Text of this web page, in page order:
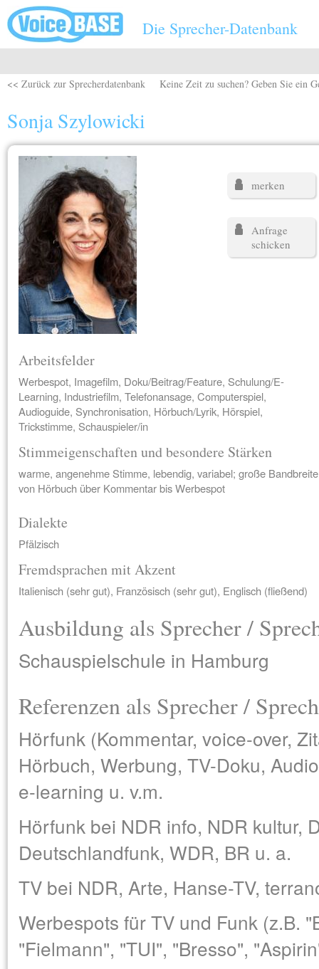
Direkt zum Inhalt
Die Sprecher-Datenbank
<< Zurück zur Sprecherdatenbank Keine Zeit zu suchen? Geben Sie ein
Sonja Szylowicki
merken
Anfrage
schicken
Arbeitsfelder
Werbespot, Imagefilm, Doku/Beitrag/Feature, Schulung/E-
Learning, Industriefilm, Telefonansage, Computerspiel,
Audioguide, Synchronisation, Hörbuch/Lyrik, Hörspiel,
Trickstimme, Schauspieler/in
Stimmeigenschaften und besondere Stärken
warme, angenehme Stimme, lebendig, variabel; große Bandbreite
von Hörbuch über Kommentar bis Werbespot
Dialekte
Pfälzisch
Fremdsprachen mit Akzent
Italienisch (sehr gut), Französisch (sehr gut), Englisch (fließend)
Ausbildung als Sprecher /
Schauspielschule in Hamburg
Referenzen als Sprecher /
Hörfunk (Kommentar, voice-over,
Hörbuch, Werbung, TV-Doku,
e-learning u. v.m.
Hörfunk bei NDR info, NDR kultur,
Deutschlandfunk, WDR, BR u. a.
TV bei NDR, Arte, Hanse-TV,
Werbespots für TV und Funk (z.B.
"Fielmann", "TUI", "Bresso",